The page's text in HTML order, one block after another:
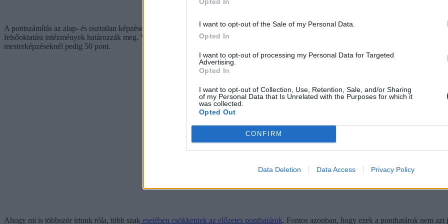
I want to opt-out of the Sale of my Personal Data.
Opted In
I want to opt-out of processing my Personal Data for Targeted
Advertising.
Opted In
I want to opt-out of Collection, Use, Retention, Sale, and/or Sharing
of my Personal Data that Is Unrelated with the Purposes for which it
was collected.
Opted Out
CONFIRM
Data Deletion Data Access Privacy Policy
A pontszámítás az alap- és osztatlan képzésen, valamint a felsőoktatási szakképzésen 500 pontos rendszerben történik, mesterképzések
felsőoktatási intézmények határozzák meg. Változatlanok a jogszabályban
mesterképzéseknél pedig 50 pont.
Ahogy mi is többször írtunk róla, több szak esetében csökkentek az előzetes ponthatárok. Fontos azonban, hogy ezek a ponthatárok nem